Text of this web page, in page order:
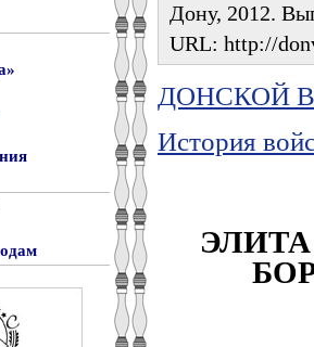
Дону, 2012.
URL: http://
ДОНСКОЙ
История